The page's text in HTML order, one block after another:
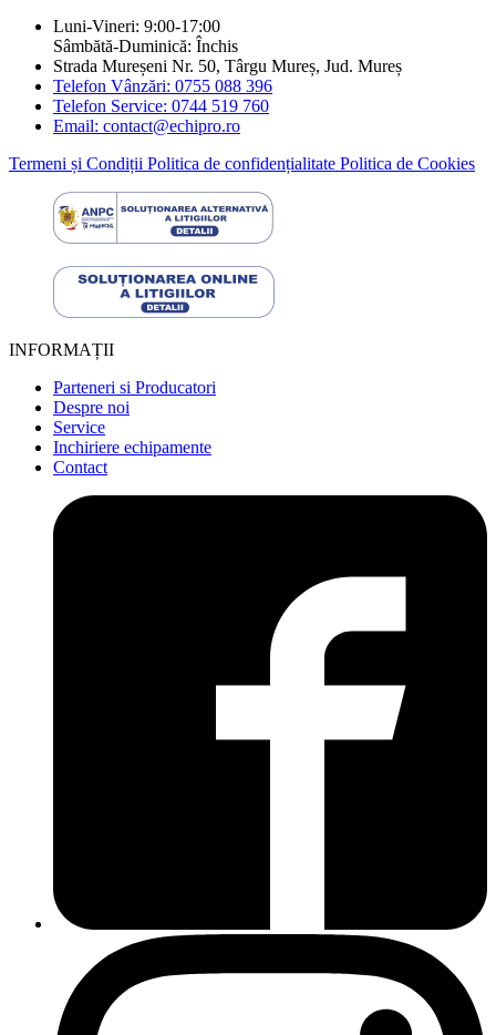
Luni-Vineri: 9:00-17:00
Sâmbătă-Duminică: Închis
Strada Mureșeni Nr. 50, Târgu Mureș, Jud. Mureș
Telefon Vânzări: 0755 088 396
Telefon Service: 0744 519 760
Email: contact@echipro.ro
Termeni și Condiții Politica de confidențialitate Politica de Cookies
INFORMAȚII
Parteneri si Producatori
Despre noi
Service
Inchiriere echipamente
Contact